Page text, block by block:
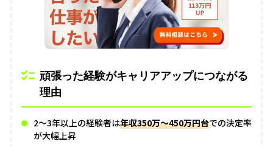
頑張った経験がキャリアアップにつながる
理由
2〜3年以上の経験者は年収350万〜450万円台での決定率
が大幅上昇